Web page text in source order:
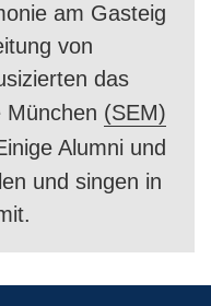
am Gasteig
von
das
München (SEM)
Alumni und
und singen in